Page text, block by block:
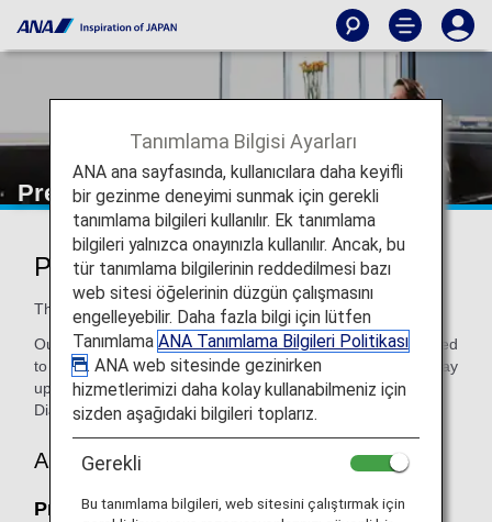
Premium Members
Premium Member Services
The more you fly with us, the better it gets!
Our Premium Members get exclusives and benefits designed
to make travel more rewarding and enjoyable. Earn your way
up through levels of membership (Bronze, Platinum and
Diamond), and get more perks with each new level!
About Premium Membership
Premium Points
Tanımlama Bilgisi Ayarları
ANA ana sayfasında, kullanıcılara daha keyifli
bir gezinme deneyimi sunmak için gerekli
tanımlama bilgileri kullanılır. Ek tanımlama
bilgileri yalnızca onayınızla kullanılır. Ancak, bu
tür tanımlama bilgilerinin reddedilmesi bazı
web sitesi öğelerinin düzgün çalışmasını
engelleyebilir. Daha fazla bilgi için lütfen
Tanımlama ANA Tanımlama Bilgileri Politikası
. ANA web sitesinde gezinirken
hizmetlerimizi daha kolay kullanabilmeniz için
sizden aşağıdaki bilgileri toplarız.
Gerekli
Bu tanımlama bilgileri, web sitesini çalıştırmak için